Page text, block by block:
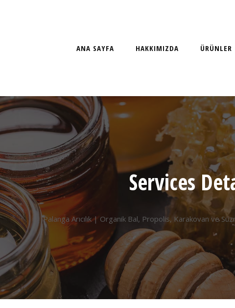
ANA SAYFA HAKKIMIZDA ÜRÜNLER
Services
Palanga Arıcılık | Organik Bal, Propolis, Karakovan ve